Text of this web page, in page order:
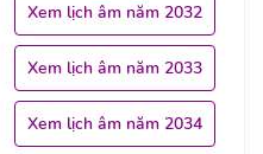
Xem lịch âm năm 2032
Xem lịch âm năm 2033
Xem lịch âm năm 2034